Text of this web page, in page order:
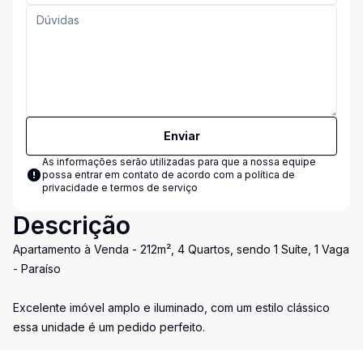
Enviar
As informações serão utilizadas para que a nossa equipe
possa entrar em contato de acordo com a política de
privacidade e termos de serviço
Descrição
Apartamento à Venda - 212m², 4 Quartos, sendo 1 Suíte, 1 Vaga
- Paraíso
Excelente imóvel amplo e iluminado, com um estilo clássico
essa unidade é um pedido perfeito.